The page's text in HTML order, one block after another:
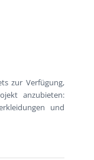
zur Verfügung,
anzubieten:
und